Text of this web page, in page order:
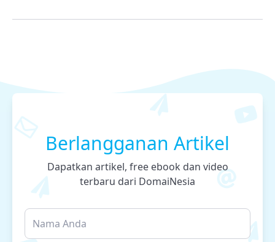
Berlangganan Artikel
Dapatkan artikel, free ebook dan video
terbaru dari DomaiNesia